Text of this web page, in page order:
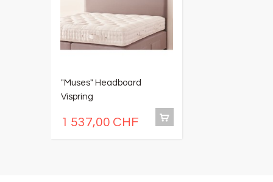
"Muses" Headboard
Vispring
1 537,00 CHF